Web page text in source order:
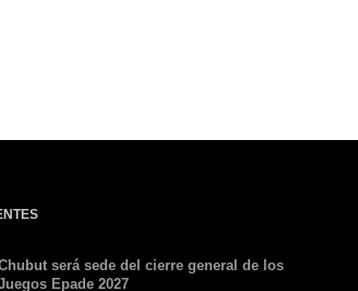
será sede del cierre general de los
Epade 2027